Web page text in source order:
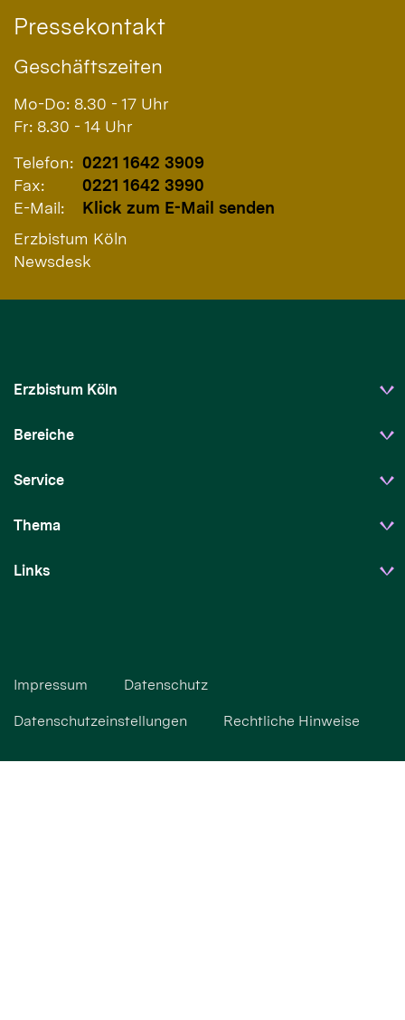
Pressekontakt
Geschäftszeiten
Mo-Do: 8.30 - 17 Uhr
Fr: 8.30 - 14 Uhr
Telefon: 0221 1642 3909
Fax:
0221 1642 3990
E-Mail:
Klick zum E-Mail senden
Erzbistum Köln
Newsdesk
Erzbistum Köln
Bereiche
Service
Thema
Links
Impressum Datenschutz
Datenschutzeinstellungen Rechtliche Hinweise